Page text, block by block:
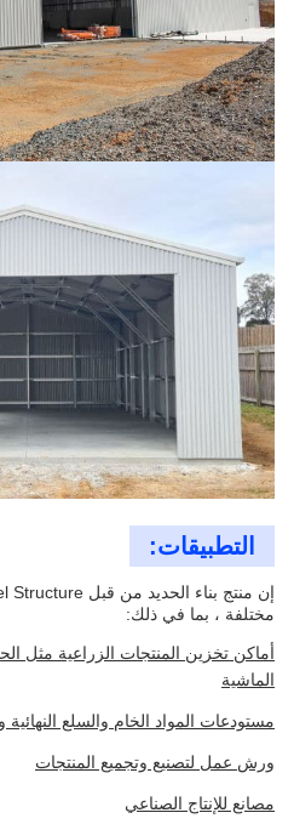
التطبيقات:
مختلفة ، بما في ذلك:
أماكن تخزين المنتجات الزراعية مثل
الماشية
مستودعات المواد الخام والسلع النهائية
ورش عمل لتصنيع وتجميع المنتجات
مصانع للإنتاج الصناعي